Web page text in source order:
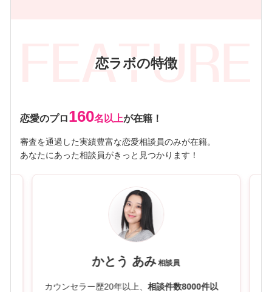
恋ラボの特徴
恋愛のプロ160名以上が在籍！
審査を通過した実績豊富な恋愛相談員のみが在籍。
あなたにあった相談員がきっと見つかります！
かとう あみ相談員
カウンセラー歴20年以上、 相談件数8000件以